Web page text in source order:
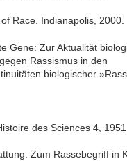
Race. Indianapolis, 2000.
Gene: Zur Aktualität
Rassismus in den
biologischer
des Sciences 4,
Zum Rassebegriff in